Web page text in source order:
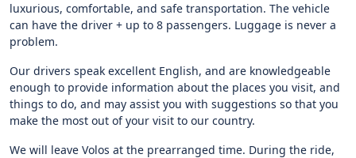
luxurious, comfortable, and safe transportation. The vehicle
can have the driver + up to 8 passengers. Luggage is never a
problem.
Our drivers speak excellent English, and are knowledgeable
enough to provide information about the places you visit, and
things to do, and may assist you with suggestions so that you
make the most out of your visit to our country.
We will leave Volos at the prearranged time. During the ride,